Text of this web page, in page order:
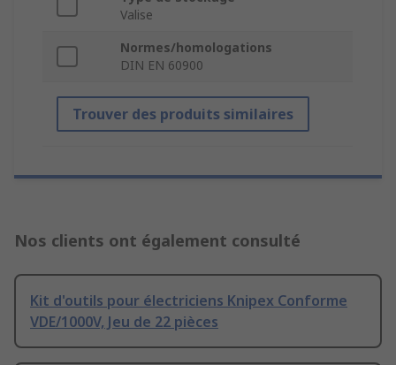
Valise
Normes/homologations
DIN EN 60900
Trouver des produits similaires
Nos clients ont également consulté
Kit d'outils pour électriciens Knipex Conforme
VDE/1000V, Jeu de 22 pièces